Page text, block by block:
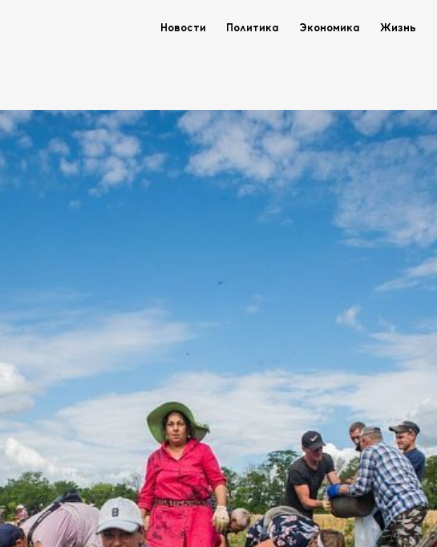
Новости Политика Экономика Жизнь